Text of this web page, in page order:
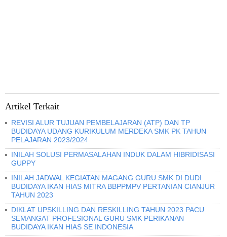
Artikel Terkait
REVISI ALUR TUJUAN PEMBELAJARAN (ATP) DAN TP
BUDIDAYA UDANG KURIKULUM MERDEKA SMK PK TAHUN
PELAJARAN 2023/2024
INILAH SOLUSI PERMASALAHAN INDUK DALAM HIBRIDISASI
GUPPY
INILAH JADWAL KEGIATAN MAGANG GURU SMK DI DUDI
BUDIDAYA IKAN HIAS MITRA BBPPMPV PERTANIAN CIANJUR
TAHUN 2023
DIKLAT UPSKILLING DAN RESKILLING TAHUN 2023 PACU
SEMANGAT PROFESIONAL GURU SMK PERIKANAN
BUDIDAYA IKAN HIAS SE INDONESIA